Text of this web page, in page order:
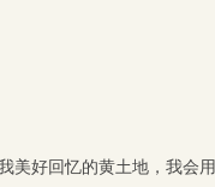
美好回忆的黄土地，我会用